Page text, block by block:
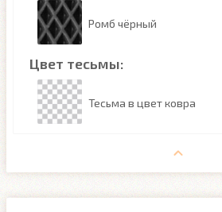
Ромб чёрный
Цвет тесьмы:
Тесьма в цвет ковра